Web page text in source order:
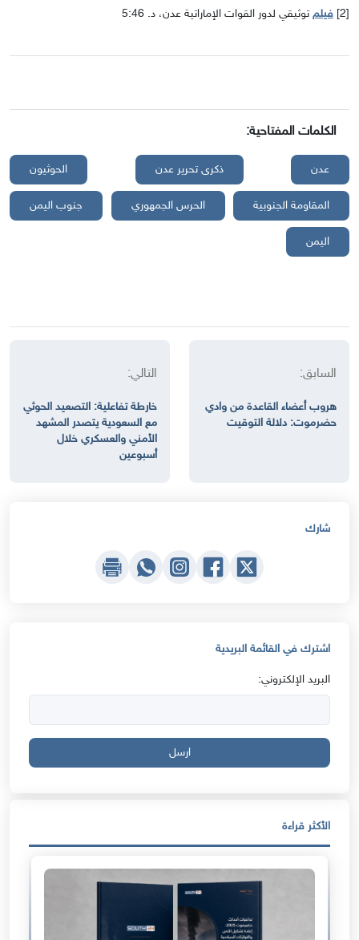
[2] فيلم توثيقي لدور القوات الإماراتية عدن، د. 5:46
الكلمات المفتاحية:
عدن ذكرى تحرير عدن الحوثيون
المقاومة الجنوبية الحرس الجمهوري جنوب اليمن
اليمن
السابق:
هروب أعضاء القاعدة من وادي
حضرموت: دلالة التوقيت
التالي:
خارطة تفاعلية: التصعيد الحوثي
مع السعودية يتصدر المشهد
الأمني والعسكري خلال
أسبوعين
شارك
اشترك في القائمة البريدية
البريد الإلكتروني:
ارسل
الأكثر قراءة